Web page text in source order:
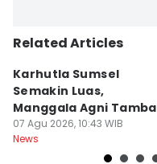
Related Articles
Karhutla Sumsel
Semakin Luas,
Manggala Agni
Regu Pemadam
07 Agu 2026, 10:43 WIB
News